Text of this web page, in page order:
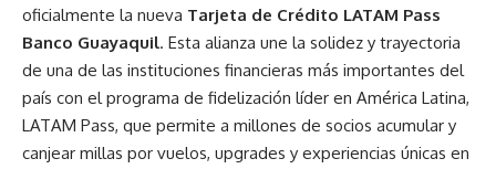
oficialmente la nueva Tarjeta de Crédito LATAM Pass
Banco Guayaquil. Esta alianza une la solidez y trayectoria
de una de las instituciones financieras más importantes del
país con el programa de fidelización líder en América Latina,
LATAM Pass, que permite a millones de socios acumular y
canjear millas por vuelos, upgrades y experiencias únicas en